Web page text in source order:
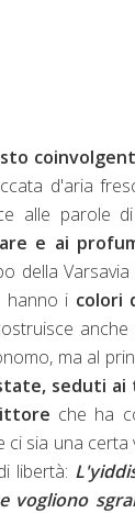
d'aria
alle parole
e ai
della
hanno i colori
ma al
seduti
che ha
sia una
libertà:
vogliono